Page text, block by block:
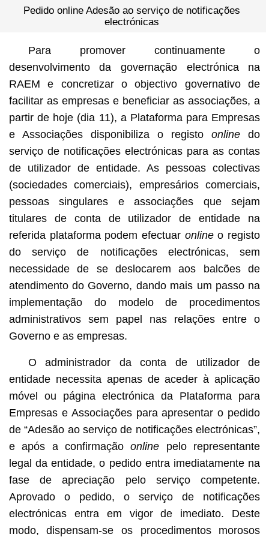
Pedido online Adesão ao serviço de notificações
electrónicas
Para promover continuamente o
desenvolvimento da governação electrónica na
RAEM e concretizar o objectivo governativo de
facilitar as empresas e beneficiar as associações, a
partir de hoje (dia 11), a Plataforma para Empresas
e Associações disponibiliza o registoonline do
serviço de notificações electrónicas para as contas
de utilizador de entidade. As pessoas colectivas
(sociedades comerciais), empresários comerciais,
pessoas singulares e associações que sejam
titulares de conta de utilizador de entidade na
referida plataforma podem efectuar onlineo registo
do serviço de notificações electrónicas, sem
necessidade de se deslocarem aos balcões de
atendimento do Governo, dando mais um passo na
implementação do modelo de procedimentos
administrativos sem papel nas relações entre o
Governo e as empresas.
O administrador da conta de utilizador de
entidade necessita apenas de aceder à aplicação
móvel ou página electrónica da Plataforma para
Empresas e Associações para apresentar o pedido
de “Adesão ao serviço de notificações electrónicas”,
e após a confirmaçãoonline pelo representante
legal da entidade, o pedido entra imediatamente na
fase de apreciação pelo serviço competente.
Aprovado o pedido, o serviço de notificações
electrónicas entra em vigor de imediato. Deste
modo, dispensam-se os procedimentos morosos